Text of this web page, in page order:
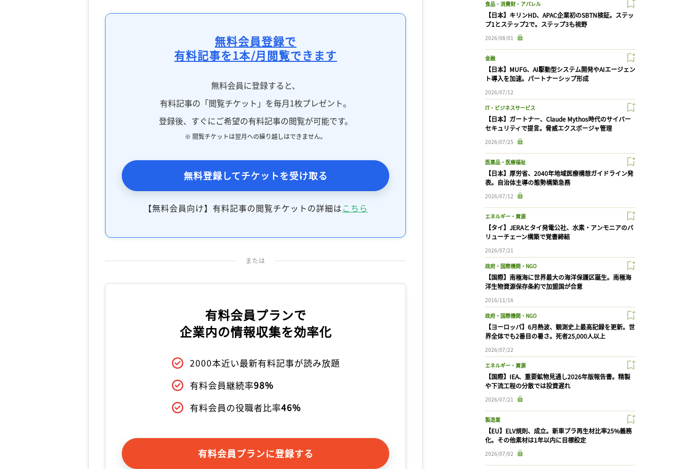
無料会員登録で
有料記事を1本/月閲覧できます
無料会員に登録すると、
有料記事の「閲覧チケット」を毎月1枚プレゼント。
登録後、すぐにご希望の有料記事の閲覧が可能です。
※ 閲覧チケットは翌月への繰り越しはできません。
無料登録してチケットを受け取る
【無料会員向け】有料記事の閲覧チケットの詳細はこちら
または
有料会員プランで
企業内の情報収集を効率化
2000本近い最新有料記事が読み放題
有料会員継続率98%
有料会員の役職者比率46%
有料会員プランに登録する
食品・消費財・アパレル
【日本】キリンHD、APAC企業初のSBTN検証。ステッ
プ1とステップ2で。ステップ3も視野
2026/08/01
金融
【日本】MUFG、AI駆動型システム開発やAIエージェン
ト導入を加速。パートナーシップ形成
2026/07/12
IT・ビジネスサービス
【日本】ガートナー、Claude Mythos時代のサイバー
セキュリティで提言。脅威エクスポージャ管理
2026/07/25
医薬品・医療福祉
【日本】厚労省、2040年地域医療構想ガイドライン発
表。自治体主導の態勢構築急務
2026/07/12
エネルギー・資源
【タイ】JERAとタイ発電公社、水素・アンモニアのバ
リューチェーン構築で覚書締結
2026/07/21
政府・国際機関・NGO
【国際】南極海に世界最大の海洋保護区誕生。南極海
洋生物資源保存条約で加盟国が合意
2016/11/16
政府・国際機関・NGO
【ヨーロッパ】6月熱波、観測史上最高記録を更新。世
界全体でも2番目の暑さ。死者25,000人以上
2026/07/22
エネルギー・資源
【国際】IEA、重要鉱物見通し2026年版報告書。精製
や下流工程の分散では投資遅れ
2026/07/21
製造業
【EU】ELV規則、成立。新車プラ再生材比率25%義務
化。その他素材は1年以内に目標設定
2026/07/02